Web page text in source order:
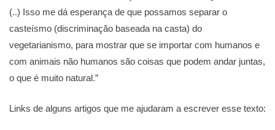
(..) Isso me dá esperança de que possamos separar o
casteísmo (discriminação baseada na casta) do
vegetarianismo, para mostrar que se importar com humanos e
com animais não humanos são coisas que podem andar juntas,
o que é muito natural.”
Links de alguns artigos que me ajudaram a escrever esse texto: